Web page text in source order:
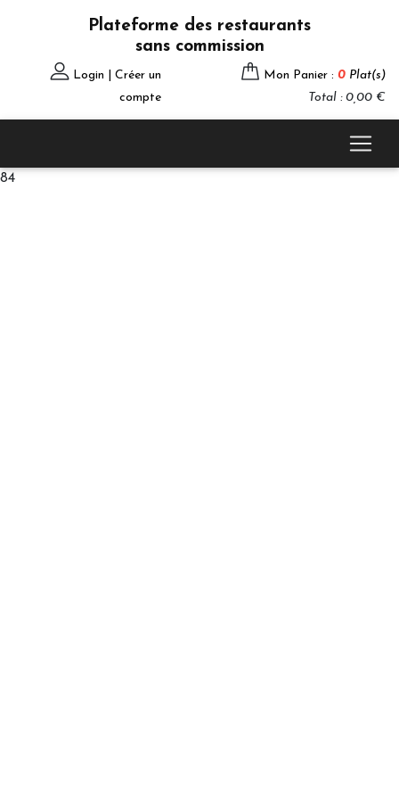
Plateforme des restaurants
sans commission
Login | Créer un
compte
Mon Panier : 0 Plat(s)
Total : 0,00 €
84